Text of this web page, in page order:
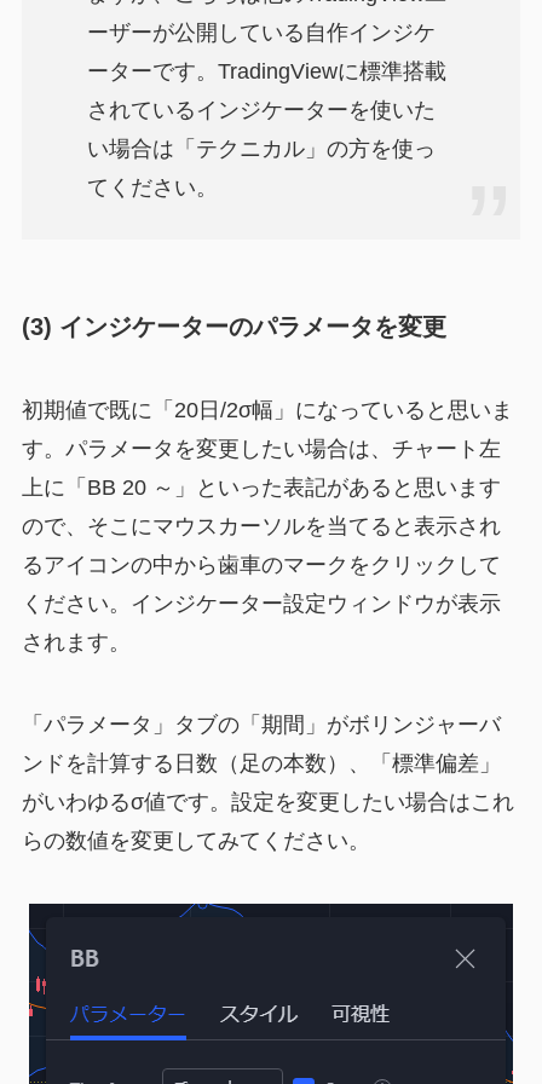
ーザーが公開している自作インジケ
ーターです。TradingViewに標準搭載
されているインジケーターを使いた
い場合は「テクニカル」の方を使っ
てください。
(3) インジケーターのパラメータを変更
初期値で既に「20日/2σ幅」になっていると思いま
す。パラメータを変更したい場合は、チャート左
上に「BB 20 ～」といった表記があると思います
ので、そこにマウスカーソルを当てると表示され
るアイコンの中から歯車のマークをクリックして
ください。インジケーター設定ウィンドウが表示
されます。
「パラメータ」タブの「期間」がボリンジャーバ
ンドを計算する日数（足の本数）、「標準偏差」
がいわゆるσ値です。設定を変更したい場合はこれ
らの数値を変更してみてください。